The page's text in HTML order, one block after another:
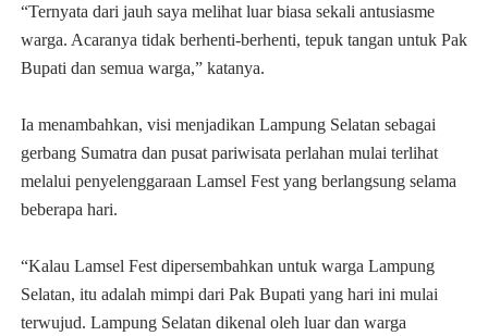
“Ternyata dari jauh saya melihat luar biasa sekali antusiasme
warga. Acaranya tidak berhenti-berhenti, tepuk tangan untuk Pak
Bupati dan semua warga,” katanya.
Ia menambahkan, visi menjadikan Lampung Selatan sebagai
gerbang Sumatra dan pusat pariwisata perlahan mulai terlihat
melalui penyelenggaraan Lamsel Fest yang berlangsung selama
beberapa hari.
“Kalau Lamsel Fest dipersembahkan untuk warga Lampung
Selatan, itu adalah mimpi dari Pak Bupati yang hari ini mulai
terwujud. Lampung Selatan dikenal oleh luar dan warga